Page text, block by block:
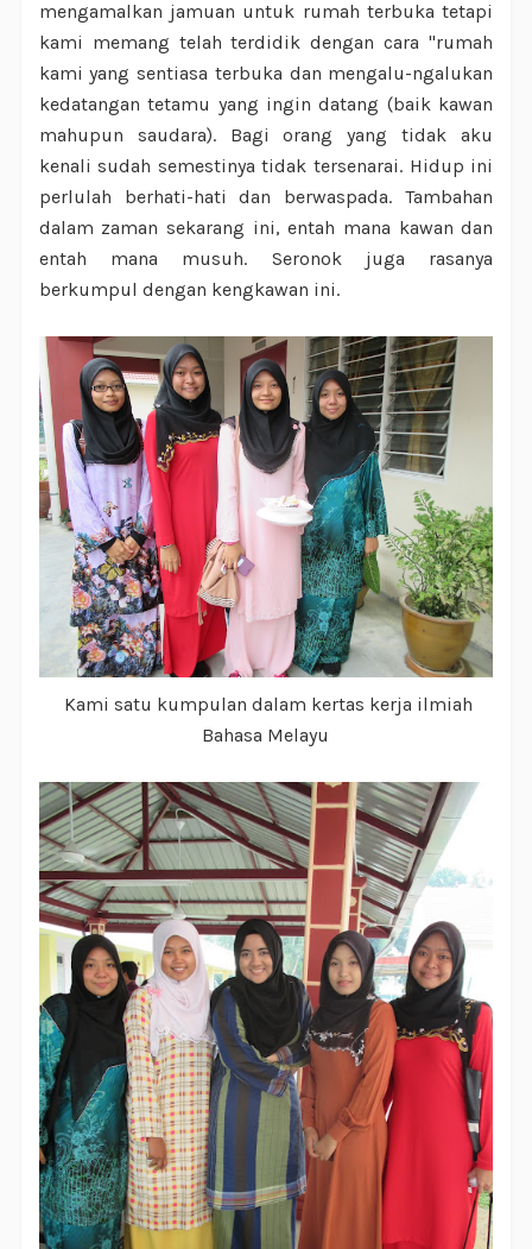
mengamalkan jamuan untuk rumah terbuka tetapi
kami memang telah terdidik dengan cara "rumah
kami yang sentiasa terbuka dan mengalu-ngalukan
kedatangan tetamu yang ingin datang (baik kawan
mahupun saudara). Bagi orang yang tidak aku
kenali sudah semestinya tidak tersenarai. Hidup ini
perlulah berhati-hati dan berwaspada. Tambahan
dalam zaman sekarang ini, entah mana kawan dan
entah mana musuh. Seronok juga rasanya
berkumpul dengan kengkawan ini.
Kami satu kumpulan dalam kertas kerja ilmiah
Bahasa Melayu